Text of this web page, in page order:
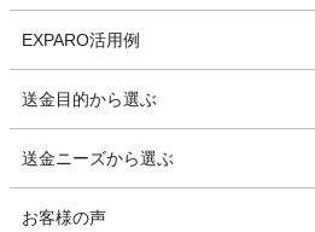
EXPARO活用例
送金目的から選ぶ
送金ニーズから選ぶ
お客様の声